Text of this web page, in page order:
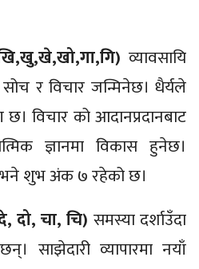
व्यावसायि
र विचार जन्मिनेछ। धैर्यले
विचार ‍क‍ो आदानप्रदानबाट
ज्ञानमा विकास हुनेछ।
शुभ अंक ७ रहेको छ।
दो, चा, चि) समस्या दर्शाउँदा
साझेदारी व्यापारमा नयाँ